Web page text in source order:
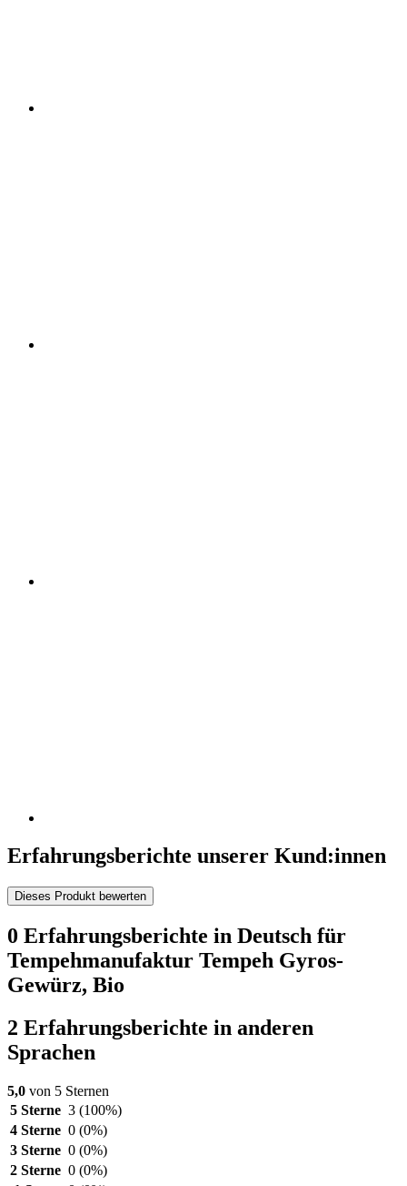
Erfahrungsberichte unserer Kund:innen
Dieses Produkt bewerten
0 Erfahrungsberichte in Deutsch für
Tempehmanufaktur Tempeh Gyros-
Gewürz, Bio
2 Erfahrungsberichte in anderen
Sprachen
5,0 von 5 Sternen
5 Sterne 3 (100%)
4 Sterne 0 (0%)
3 Sterne 0 (0%)
2 Sterne 0 (0%)